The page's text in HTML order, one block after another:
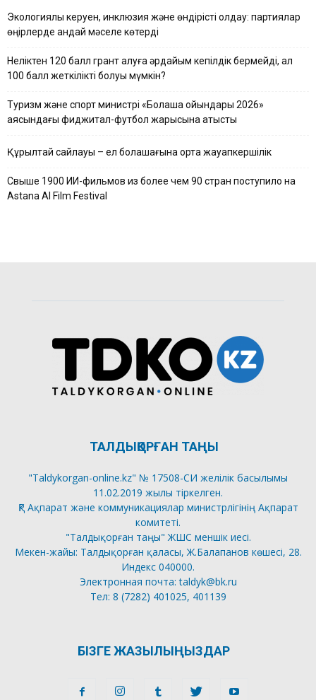
Экологиялық керуен, инклюзия және өндірісті қолдау: партиялар
өңірлерде қандай мәселе көтерді
Неліктен 120 балл грант алуға әрдайым кепілдік бермейді, ал
100 балл жеткілікті болуы мүмкін?
Туризм және спорт министрі «Болашақ ойындары 2026»
аясындағы фиджитал-футбол жарысына қатысты
Құрылтай сайлауы – ел болашағына ортақ жауапкершілік
Свыше 1900 ИИ-фильмов из более чем 90 стран поступило на
Astana AI Film Festival
ТАЛДЫҚОРҒАН ТАҢЫ
"Taldykorgan-online.kz" № 17508-СИ желілік басылымы
11.02.2019 жылы тіркелген.
ҚР Ақпарат және коммуникациялар министрлігінің Ақпарат
комитеті.
"Талдықорған таңы" ЖШС меншік иесі.
Мекен-жайы: Талдықорған қаласы, Ж.Балапанов көшесі, 28.
Индекс 040000.
Электронная почта: taldyk@bk.ru
Тел: 8 (7282) 401025, 401139
БІЗГЕ ЖАЗЫЛЫҢЫЗДАР